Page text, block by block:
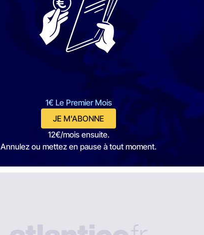
1€ Le Premier Mois
JE M'ABONNE
12€/mois ensuite.
Annulez ou mettez en pause à tout moment.